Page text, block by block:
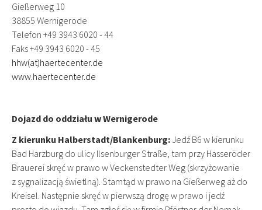
Gießerweg 10
38855 Wernigerode
Telefon +49 3943 6020 - 44
Faks +49 3943 6020 - 45
hhw(at)haertecenter.de
www.haertecenter.de
Dojazd do oddziału w Wernigerode
Z kierunku Halberstadt/Blankenburg:Jedź B6 w kierunku
Bad Harzburg do ulicy Ilsenburger Straße, tam przy Hasseröder
Brauerei skręć w prawo w Veckenstedter Weg (skrzyżowanie
z sygnalizacją świetlną). Stamtąd w prawo na Gießerweg aż do
Kreisel. Następnie skręć w pierwszą drogę w prawo i jedź